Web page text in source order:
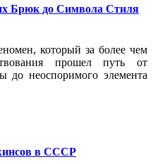
Брюк до Символа Стиля
который за более чем
прошел путь от
до неоспоримого элемента
в СССР